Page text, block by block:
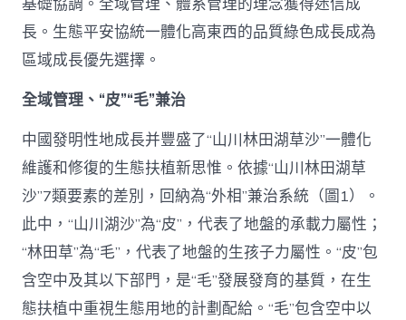
長。生態平安協統一體化高東西的品質綠色成長成為
區域成長優先選擇。
全域管理、“皮”“毛”兼治
中國發明性地成長并豐盛了“山川林田湖草沙”一體化
維護和修復的生態扶植新思惟。依據“山川林田湖草
沙”7類要素的差別，回納為“外相”兼治系統（圖1）。
此中，“山川湖沙”為“皮”，代表了地盤的承載力屬性；
“林田草”為“毛”，代表了地盤的生孩子力屬性。“皮”包
含空中及其以下部門，是“毛”發展發育的基質，在生
態扶植中重視生態用地的計劃配給。“毛”包含空中以